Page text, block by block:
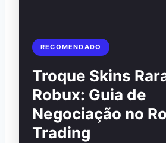
RECOMENDADO
Troque Skins
Robux: Guia de
Negociação no
Trading